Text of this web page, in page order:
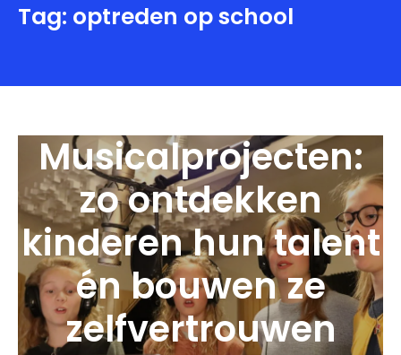
Tag: optreden op school
Musicalprojecten:
zo ontdekken
kinderen hun talent
én bouwen ze
zelfvertrouwen